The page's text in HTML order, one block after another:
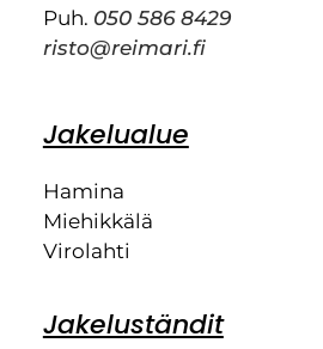
Puh. 050 586 8429
risto@reimari.fi
Jakelualue
Hamina
Miehikkälä
Virolahti
Jakeluständit